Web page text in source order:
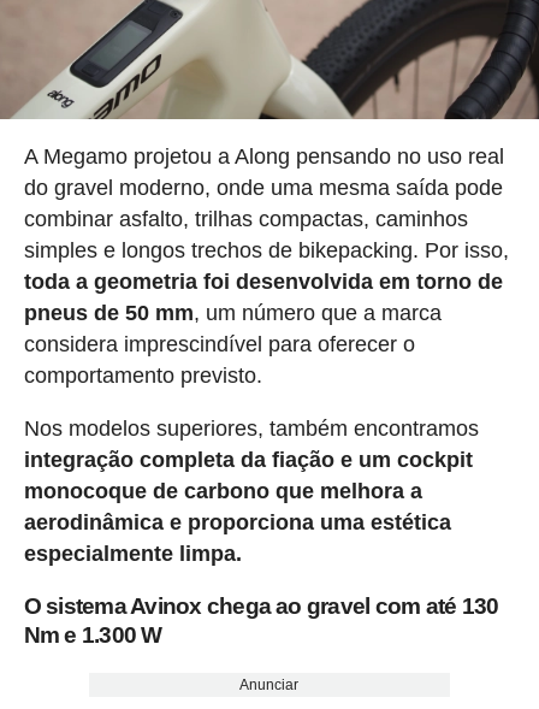
A Megamo projetou a Along pensando no uso real
do gravel moderno, onde uma mesma saída pode
combinar asfalto, trilhas compactas, caminhos
simples e longos trechos de bikepacking. Por isso,
toda a geometria foi desenvolvida em torno de
pneus de 50 mm, um número que a marca
considera imprescindível para oferecer o
comportamento previsto.
Nos modelos superiores, também encontramos
integração completa da fiação e um cockpit
monocoque de carbono que melhora a
aerodinâmica e proporciona uma estética
especialmente limpa.
O sistema Avinox chega ao gravel com até 130
Nm e 1.300 W
Anunciar